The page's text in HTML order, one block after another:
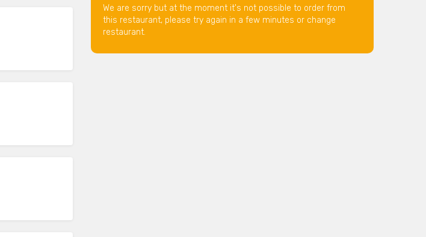
We are sorry but at the moment it's not possible to order from
this restaurant, please try again in a few minutes or change
restaurant.